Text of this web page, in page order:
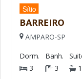
Sítio
BARREIRO
AMPARO-SP
Dorm.
3
Banh.
3
1